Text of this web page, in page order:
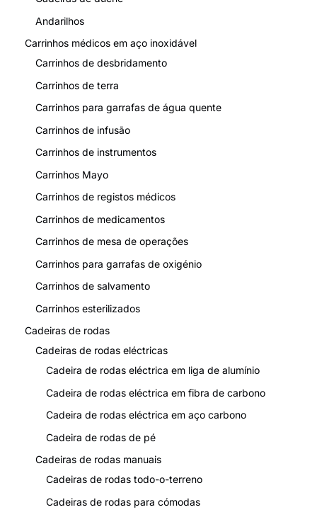
Andarilhos
Carrinhos médicos em aço inoxidável
Carrinhos de desbridamento
Carrinhos de terra
Carrinhos para garrafas de água quente
Carrinhos de infusão
Carrinhos de instrumentos
Carrinhos Mayo
Carrinhos de registos médicos
Carrinhos de medicamentos
Carrinhos de mesa de operações
Carrinhos para garrafas de oxigénio
Carrinhos de salvamento
Carrinhos esterilizados
Cadeiras de rodas
Cadeiras de rodas eléctricas
Cadeira de rodas eléctrica em liga de alumínio
Cadeira de rodas eléctrica em fibra de carbono
Cadeira de rodas eléctrica em aço carbono
Cadeira de rodas de pé
Cadeiras de rodas manuais
Cadeiras de rodas todo-o-terreno
Cadeiras de rodas para cómodas